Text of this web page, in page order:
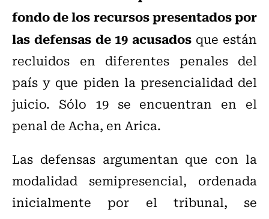
fondo de los recursos presentados por
las defensas de 19 acusados que están
recluidos en diferentes penales del
país y que piden la presencialidad del
juicio. Sólo 19 se encuentran en el
penal de Acha, en Arica.
Las defensas argumentan que con la
modalidad semipresencial, ordenada
inicialmente por el tribunal, se